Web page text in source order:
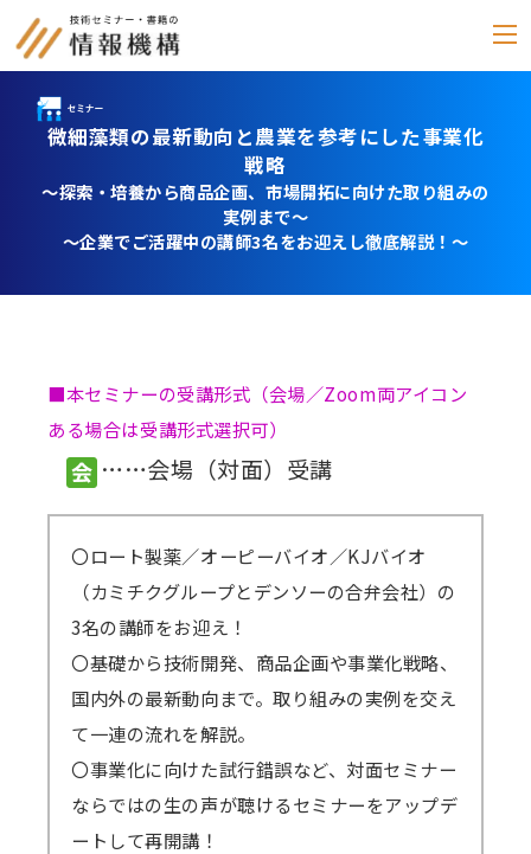
セミナー
書籍
通信教育
「化学物質管理」
セミナーアーカイブ
動画配信・DVD
講師派遣
(社内研修)
コラム・取材
FAQ/問い合わせ先
お申し込み・振込要領
微細藻類の最新動向と農業を参考にした事業化
戦略
～探索・培養から商品企画、市場開拓に向けた取り組みの
実例まで～
～企業でご活躍中の講師3名をお迎えし徹底解説！～
■本セミナーの受講形式（会場／Zoom両アイコン
ある場合は受講形式選択可）
……会場（対面）受講
〇ロート製薬／オーピーバイオ／KJバイオ
（カミチクグループとデンソーの合弁会社）の
3名の講師をお迎え！
〇基礎から技術開発、商品企画や事業化戦略、
国内外の最新動向まで。取り組みの実例を交え
て一連の流れを解説。
〇事業化に向けた試行錯誤など、対面セミナー
ならではの生の声が聴けるセミナーをアップデ
ートして再開講！